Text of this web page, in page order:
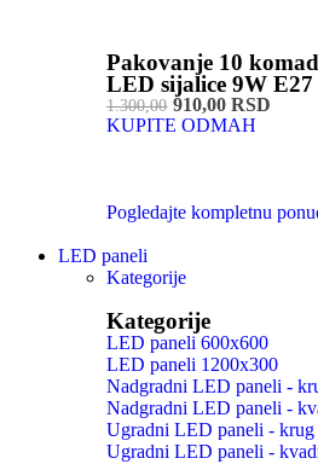
Pakovanje 10
LED sijalice 9W E27
1.300,00910,00 RSD
KUPITE ODMAH
Pogledajte kompletnu
LED paneli
Kategorije
Kategorije
LED paneli 600x600
LED paneli 1200x300
Nadgradni LED paneli -
Nadgradni LED paneli -
Ugradni LED paneli - krug
Ugradni LED paneli -